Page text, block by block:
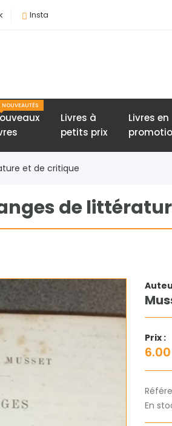
Insta
NOUVEAUTÉS
Livres à
petits prix
Livres en
et de critique
de
Prix :
6.00
En